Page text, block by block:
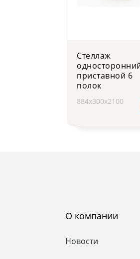
Стеллаж
приставной 6
полок
884х300х2100
О компании
Новости